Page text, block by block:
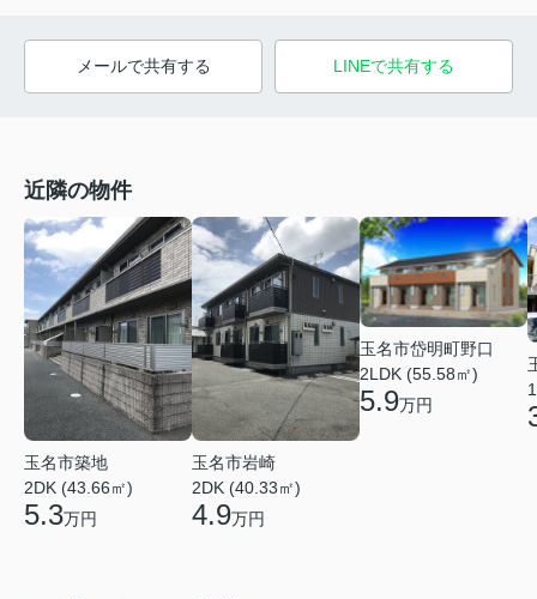
メールで共有する LINEで共有する
近隣の物件
玉名市築地
2DK (43.66㎡)
5.3万円
玉名市岩崎
2DK (40.33㎡)
4.9万円
玉名市岱明町野口
2LDK (55.58㎡)
5.9万円